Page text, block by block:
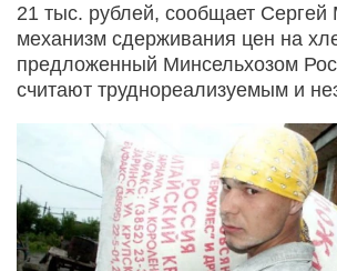
21 тыс. рублей, сообщает
механизм сдерживания цен на
предложенный Минсельхозом
считают труднореализуемым и